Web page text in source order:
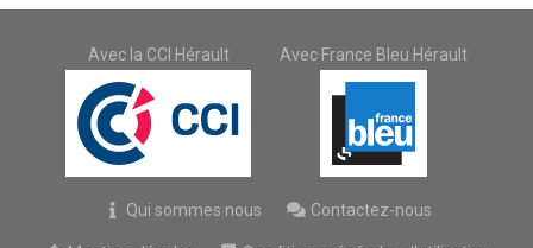
Avec la CCI Hérault Avec France Bleu Hérault
Qui sommes nous Contactez-nous